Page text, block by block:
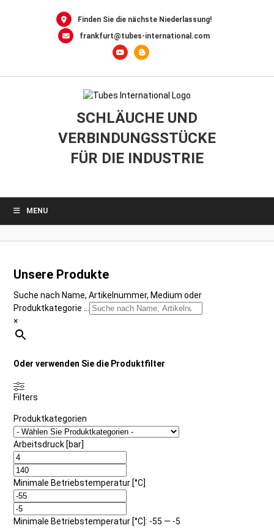
Finden Sie die nächste Niederlassung!
frankfurt@tubes-international.com
SCHLÄUCHE UND
VERBINDUNGSSTÜCKE
FÜR DIE INDUSTRIE
MENU
Unsere Produkte
Suche nach Name, Artikelnummer, Medium oder
Produktkategorie ...
×
Oder verwenden Sie die Produktfilter
Filters
Produktkategorien
Arbeitsdruck [bar]
Minimale Betriebstemperatur [°C]
Minimale Betriebstemperatur [°C]: -55 — -5